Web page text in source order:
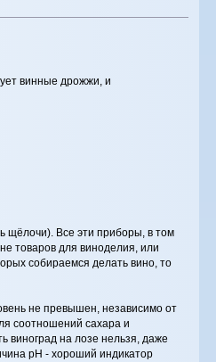
винные дрожжи, и
щёлочи). Все эти приборы, в том
товаров для виноделия, или
собираемся делать вино, то
не превышен, независимо от
соотношений сахара и
виноград на лозе нельзя, даже
рН - хороший индикатор